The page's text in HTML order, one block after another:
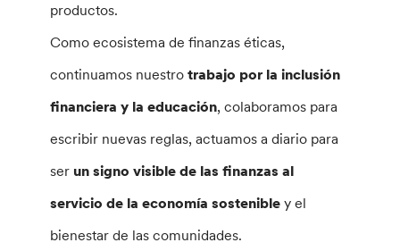
productos.
Como ecosistema de finanzas éticas,
continuamos nuestro trabajo por la inclusión
financiera y la educación, colaboramos para
escribir nuevas reglas, actuamos a diario para
ser un signo visible de las finanzas al
servicio de la economía sostenibley el
bienestar de las comunidades.